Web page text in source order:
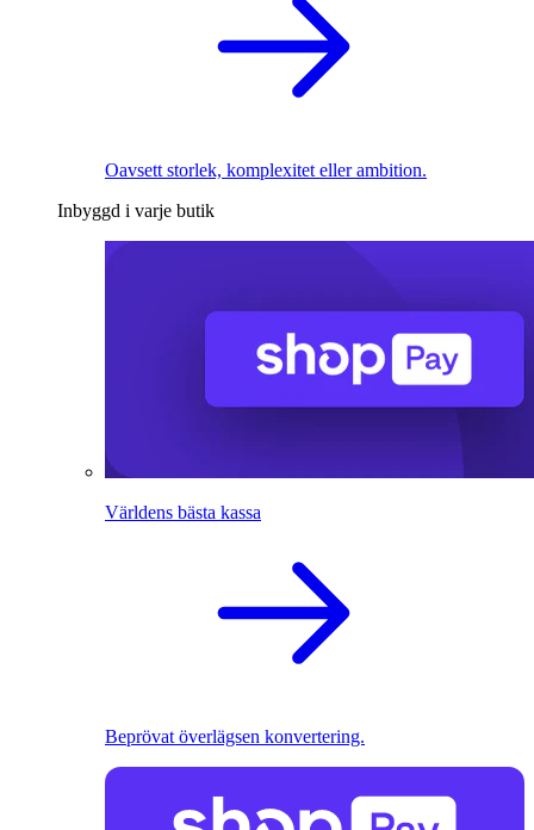
Oavsett storlek, komplexitet eller ambition.
Inbyggd i varje butik
Världens bästa kassa
Beprövat överlägsen konvertering.